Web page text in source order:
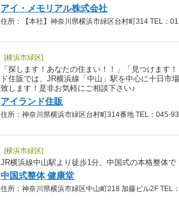
アイ・メモリアル株式会社
住所：【本社】神奈川県横浜市緑区台村町314 TEL：
[横浜市緑区]
「探します！あなたの住まい！！」「見つけます
ド住販では、JR横浜線「中山」駅を中心に十日市
致します！是非お気軽にご相談下さい♪
アイランド住販
住所：神奈川県横浜市緑区台村町314番地 TEL：045-
[横浜市緑区]
JR横浜線中山駅より徒歩1分。中国式の本格整体
中国式整体 健康堂
住所：神奈川県横浜市緑区中山町218 加藤ビル2F TEL